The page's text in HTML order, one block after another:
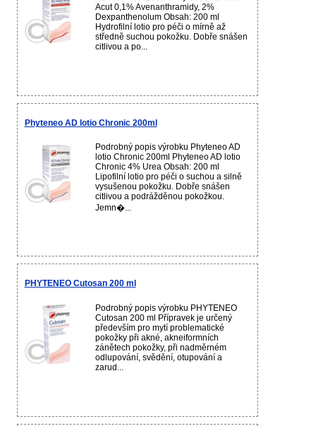
Acut 0,1% Avenanthramidy, 2%
Dexpanthenolum Obsah: 200 ml
Hydrofilní lotio pro péči o mírně až
středně suchou pokožku. Dobře snášen
citlivou a po...
Phyteneo AD lotio Chronic 200ml
Podrobný popis výrobku Phyteneo AD
lotio Chronic 200ml Phyteneo AD lotio
Chronic 4% Urea Obsah: 200 ml
Lipofilní lotio pro péči o suchou a silně
vysušenou pokožku. Dobře snášen
citlivou a podrážděnou pokožkou.
Jemn�...
PHYTENEO Cutosan 200 ml
Podrobný popis výrobku PHYTENEO
Cutosan 200 ml Přípravek je určený
především pro mytí problematické
pokožky při akné, akneiformních
zánětech pokožky, při nadměrném
odlupování, svědění, otupování a
zarud...